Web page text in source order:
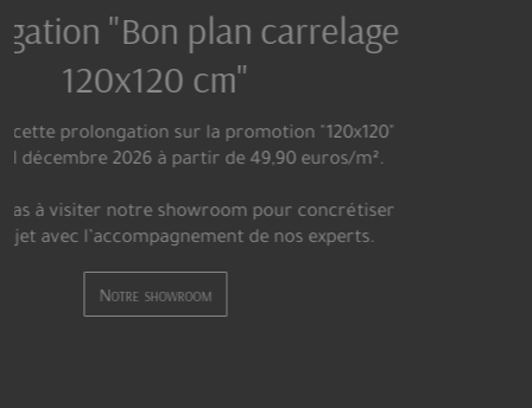
BATI-CENTRE VOUS OFFRE L'UN
DES PLUS GRANDS CHOIX DE
CARRELAGE DE PARIS
mosaïques, une variété inouïe de carrelages effet carreaux
ciment, des effets marbre dans des formats allant jusqu’à
monde du carrelage et de la pose, des effets bois plus vrais
que nature, mais aussi des grès cérame pleine masse qui